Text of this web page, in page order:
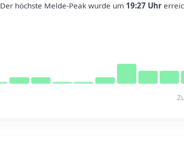
Der höchste Melde-Peak wurde um 19:27 Uhr